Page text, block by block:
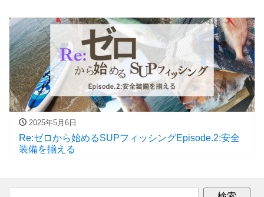
2025年5月6日
Re:ゼロから始めるSUPフィッシングEpisode.2:安全
装備を揃える